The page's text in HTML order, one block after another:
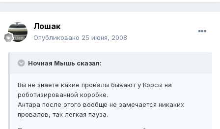
Лошак
Опубликовано 25 июня, 2008
Ночная Мышь сказал:
Вы не знаете какие провалы бывают у Корсы на
роботизированной коробке.
Антара после этого вообще не замечается никаких
провалов, так легкая пауза.